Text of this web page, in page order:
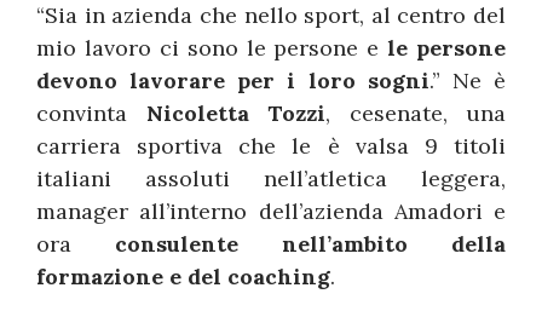
“Sia in azienda che nello sport, al centro del
mio lavoro ci sono le persone ele persone
devono lavorare per i loro sogni.” Ne è
convinta Nicoletta Tozzi, cesenate, una
carriera sportiva che le è valsa 9 titoli
italiani assoluti nell’atletica leggera,
manager all’interno dell’azienda Amadori e
ora consulente nell’ambito della
formazione e del coaching.